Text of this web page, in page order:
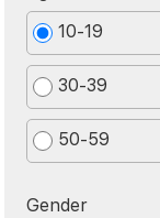
10-19
30-39
50-59
Gender